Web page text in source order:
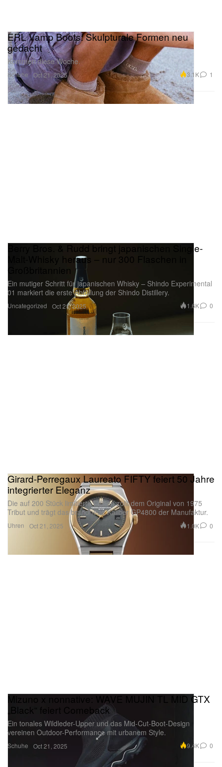
Schuhe
ERL Vamp Boots: Skulpturale Formen neu
gedacht
Kommen diese Woche.
Oct 21, 2025 3.1K 1
Uncategorized
Berry Bros. & Rudd bringt japanischen Single-
Malt-Whisky heraus – nur 300 Flaschen in
Großbritannien
Ein mutiger Schritt für japanischen Whisky – Shindo Experimental
01 markiert die erste Abfüllung der Shindo Distillery.
Oct 21, 2025 1.6K 0
Uhren
Girard-Perregaux Laureato FIFTY feiert 50 Jahre
integrierter Eleganz
Die auf 200 Stück limitierte Edition zollt dem Original von 1975
Tribut und trägt das brandneue Kaliber GP4800 der Manufaktur.
Oct 21, 2025 1.0K 0
Schuhe
Mizuno x nonnative: WAVE MUJIN TL MID GTX
„Black“ feiert Comeback
Ein tonales Wildleder-Upper und das Mid-Cut-Boot-Design
vereinen Outdoor-Performance mit urbanem Style.
Oct 21, 2025 9.4K 0